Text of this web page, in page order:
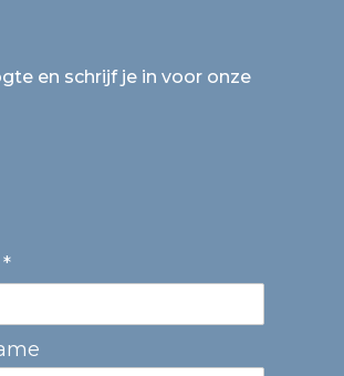
en schrijf je in voor onze